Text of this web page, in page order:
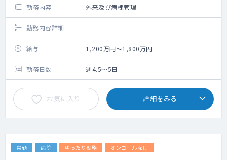
勤務内容 外来及び病棟管理
勤務内容詳細
給与 1,200万円～1,800万円
勤務日数 週4.5～5日
お気に入り 詳細をみる
常勤 病院 ゆったり勤務 オンコールなし